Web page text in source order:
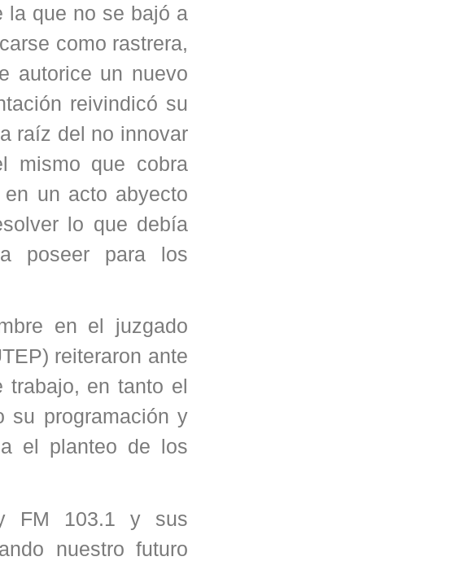
la que no se bajó a
como rastrera,
autorice un nuevo
reivindicó su
raíz del no innovar
mismo que cobra
un acto abyecto
lo que debía
poseer para los
en el juzgado
reiteraron ante
trabajo, en tanto el
su programación y
el planteo de los
FM 103.1 y sus
nuestro futuro